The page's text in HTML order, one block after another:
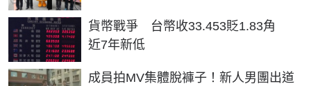
貨幣戰爭 台幣收33.453貶1.83角
近7年新低
成員拍MV集體脫褲子！新人男團出道